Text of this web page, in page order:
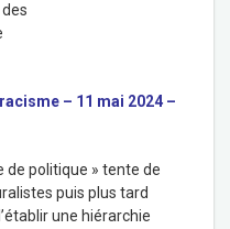
– 11 mai 2024 –
de politique » tente de
puis plus tard
une hiérarchie